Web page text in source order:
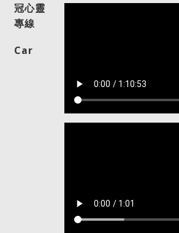
冠心靈
專線
Car